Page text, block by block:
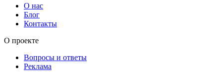
О нас
Блог
Контакты
О проекте
Вопросы и ответы
Реклама